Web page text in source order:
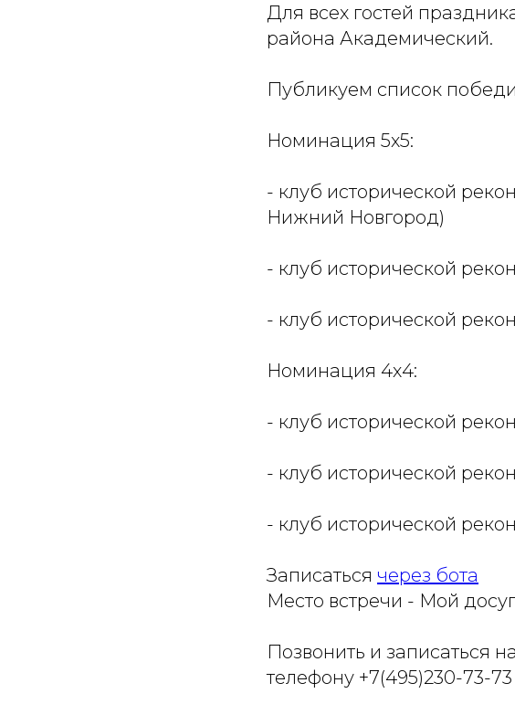
Для всех гостей
района Академический.
Публикуем список
Номинация 5х5:
- клуб исторической
Нижний Новгород)
- клуб исторической
- клуб исторической
Номинация 4х4:
- клуб исторической
- клуб исторической
- клуб исторической
Записаться через бота
Место встречи - Мой
Позвонить и записаться
телефону +7(495)230-73-